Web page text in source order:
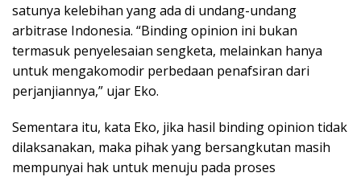
satunya kelebihan yang ada di undang-undang
arbitrase Indonesia. “Binding opinion ini bukan
termasuk penyelesaian sengketa, melainkan hanya
untuk mengakomodir perbedaan penafsiran dari
perjanjiannya,” ujar Eko.
Sementara itu, kata Eko, jika hasil binding opinion tidak
dilaksanakan, maka pihak yang bersangkutan masih
mempunyai hak untuk menuju pada proses